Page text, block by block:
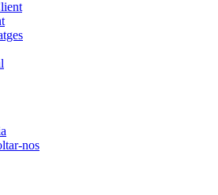
nos